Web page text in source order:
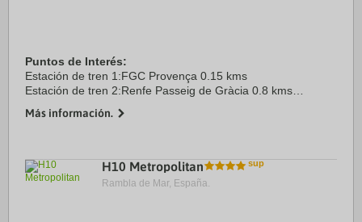
Puntos de Interés:
Estación de tren 1:FGC Provença 0.15 kms
Estación de tren 2:Renfe Passeig de Gràcia 0.8 kms
Puerto:Barcelona 4.0 kms
Más información.
H10 Metropolitan
Rambla de Mar, España.